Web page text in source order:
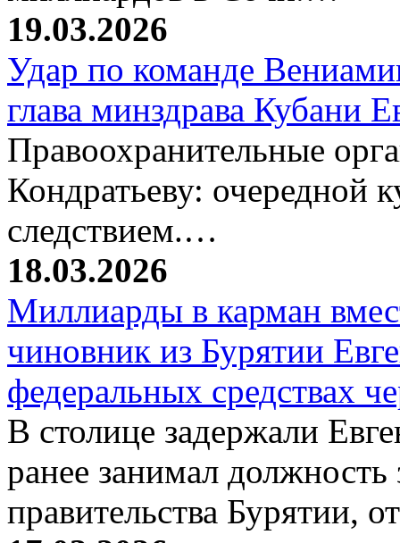
19.03.2026
Удар по команде
глава минздрава Кубани
Правоохранительные
Кондратьеву: очередной
следствием.…
18.03.2026
Миллиарды в карман
чиновник из Бурятии
федеральных средствах
В столице задержали
ранее занимал должность
правительства Бурятии,